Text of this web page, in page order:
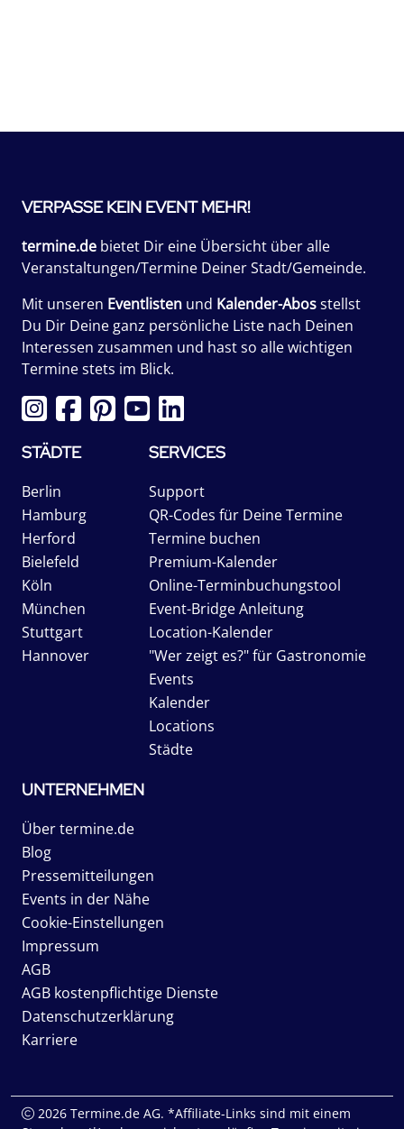
VERPASSE KEIN EVENT MEHR!
termine.de bietet Dir eine Übersicht über alle
Veranstaltungen/Termine Deiner Stadt/Gemeinde.
Mit unseren Eventlisten und Kalender-Abosstellst
Du Dir Deine ganz persönliche Liste nach Deinen
Interessen zusammen und hast so alle wichtigen
Termine stets im Blick.
STÄDTE
Berlin
Hamburg
Herford
Bielefeld
Köln
München
Stuttgart
Hannover
SERVICES
Support
QR-Codes für Deine Termine
Termine buchen
Premium-Kalender
Online-Terminbuchungstool
Event-Bridge Anleitung
Location-Kalender
"Wer zeigt es?" für Gastronomie
Events
Kalender
Locations
Städte
UNTERNEHMEN
Über termine.de
Blog
Pressemitteilungen
Events in der Nähe
Cookie-Einstellungen
Impressum
AGB
AGB kostenpflichtige Dienste
Datenschutzerklärung
Karriere
2026 Termine.de AG. *Affiliate-Links sind mit einem